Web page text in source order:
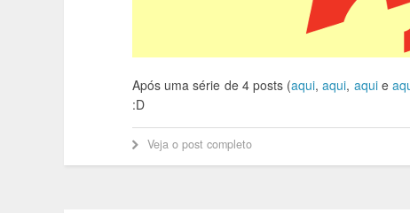
Após uma série de 4 posts (aqui,aqui, aquie
:D
Veja o post completo